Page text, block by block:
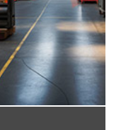
машины.